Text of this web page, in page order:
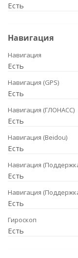
Есть
Навигация
Навигация
Есть
Навигация (GPS)
Есть
Навигация (ГЛОНАСС)
Есть
Навигация (Beidou)
Есть
Навигация
Есть
Навигация
Есть
Гироскоп
Есть